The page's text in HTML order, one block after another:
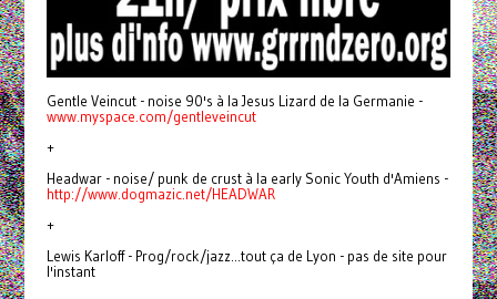
Gentle Veincut - noise 90's à la Jesus Lizard de la Germanie -
www.myspace.com/gentleveincut
+
Headwar - noise/ punk de crust à la early Sonic Youth d'Amiens -
http://www.dogmazic.net/HEADWAR
+
Lewis Karloff - Prog/rock/jazz...tout ça de Lyon - pas de site pour
l'instant